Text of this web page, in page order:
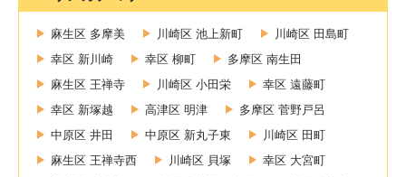
麻生区 多摩美 川崎区 池上新町
川崎区 田島町
幸区 新川崎
幸区 柳町
多摩区 南生田
麻生区 王禅寺
川崎区 小田栄
幸区 遠藤町
幸区 新塚越
高津区 明津
多摩区 菅野戸呂
中原区 井田
中原区 新丸子東
川崎区 田町
麻生区 王禅寺西
川崎区 貝塚
幸区 大宮町